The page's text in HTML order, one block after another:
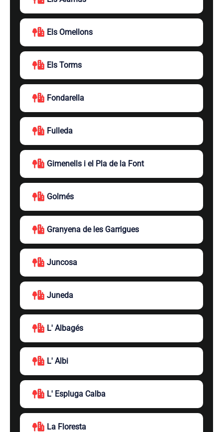
Els Omellons
Els Torms
Fondarella
Fulleda
Gimenells i el Pla de la Font
Golmés
Granyena de les Garrigues
Juncosa
Juneda
L' Albagés
L' Albi
L' Espluga Calba
La Floresta